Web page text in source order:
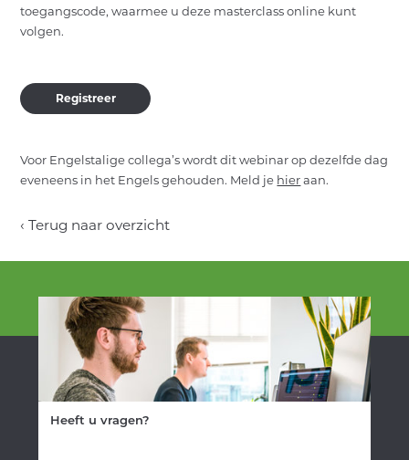
toegangscode, waarmee u deze masterclass online kunt
volgen.
Registreer
Voor Engelstalige collega’s wordt dit webinar op dezelfde dag
eveneens in het Engels gehouden. Meld je hieraan.
‹ Terug naar overzicht
Heeft u vragen?